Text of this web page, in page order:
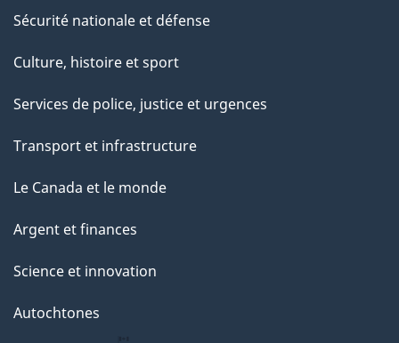
Sécurité nationale et défense
Culture, histoire et sport
Services de police, justice et urgences
Transport et infrastructure
Le Canada et le monde
Argent et finances
Science et innovation
Autochtones